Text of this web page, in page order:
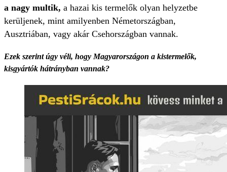
a nagy multik, a hazai kis termelők olyan helyzetbe
kerüljenek, mint amilyenben Németországban,
Ausztriában, vagy akár Csehországban vannak.
Ezek szerint úgy véli, hogy Magyarországon a kistermelők,
kisgyártók hátrányban vannak?